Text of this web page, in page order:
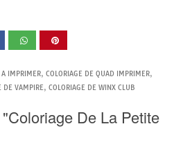
A IMPRIMER, COLORIAGE DE QUAD IMPRIMER,
DE VAMPIRE, COLORIAGE DE WINX CLUB
De La Petite